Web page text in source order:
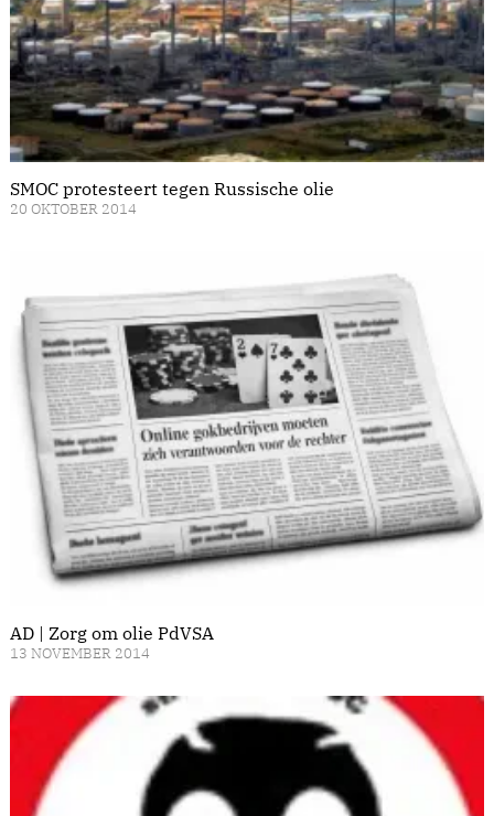
SMOC protesteert tegen Russische olie
20 OKTOBER 2014
AD | Zorg om olie PdVSA
13 NOVEMBER 2014